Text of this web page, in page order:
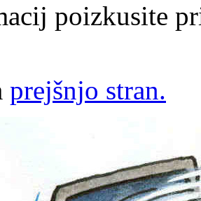
poizkusite
prejšnjo stran.